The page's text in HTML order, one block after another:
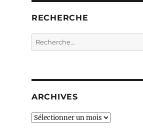
RECHERCHE
Recherche
pour :
ARCHIVES
ARCHIVES